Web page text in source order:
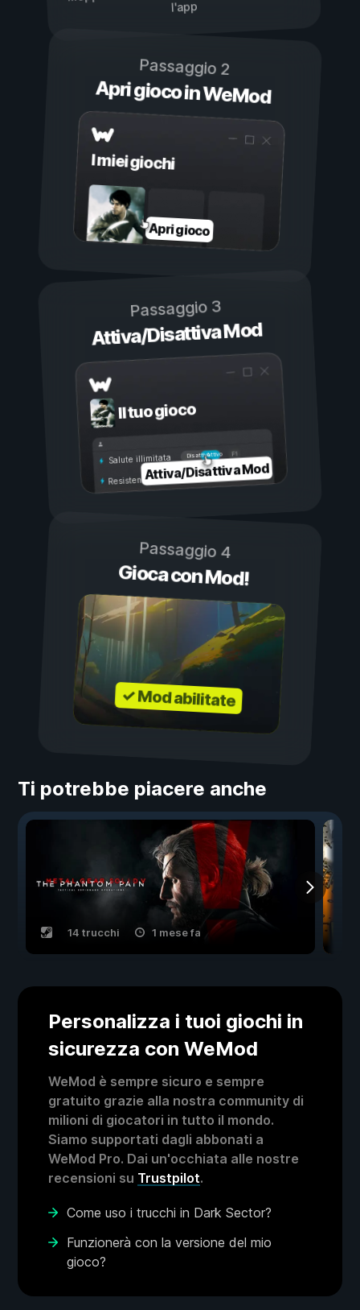
l'app
Passaggio 2
Apri gioco in WeMod
I miei giochi
Apri gioco
Passaggio 3
Attiva/Disattiva Mod
Il tuo gioco
Attivo
Disattivo
Salute illimitata
Resistenza illimitata
Attiva/Disattiva Mod
Passaggio 4
Gioca con Mod!
✓ Mod abilitate
Ti potrebbe piacere anche
14 trucchi 1 mese fa
Personalizza i tuoi giochi in
sicurezza con WeMod
WeMod è sempre sicuro e sempre
gratuito grazie alla nostra community di
milioni di giocatori in tutto il mondo.
Siamo supportati dagli abbonati a
WeMod Pro. Dai un'occhiata alle nostre
recensioni su Trustpilot.
Come uso i trucchi in Dark Sector?
Funzionerà con la versione del mio
gioco?